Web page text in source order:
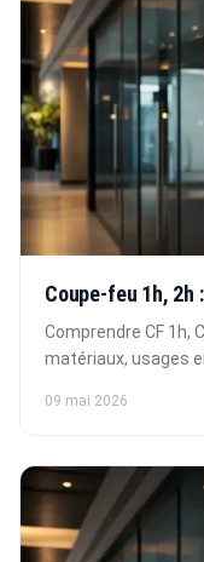
Coupe-feu 1h,
Comprendre CF 1h,
matériaux, usages
09 mai 2026